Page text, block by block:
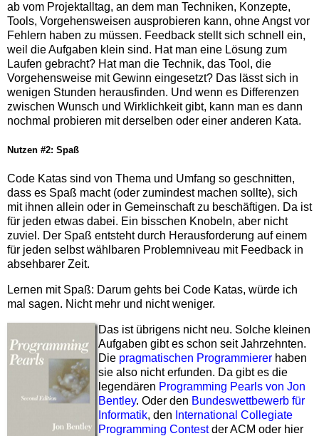
ab vom Projektalltag, an dem man Techniken, Konzepte,
Tools, Vorgehensweisen ausprobieren kann, ohne Angst vor
Fehlern haben zu müssen. Feedback stellt sich schnell ein,
weil die Aufgaben klein sind. Hat man eine Lösung zum
Laufen gebracht? Hat man die Technik, das Tool, die
Vorgehensweise mit Gewinn eingesetzt? Das lässt sich in
wenigen Stunden herausfinden. Und wenn es Differenzen
zwischen Wunsch und Wirklichkeit gibt, kann man es dann
nochmal probieren mit derselben oder einer anderen Kata.
Nutzen #2: Spaß
Code Katas sind von Thema und Umfang so geschnitten,
dass es Spaß macht (oder zumindest machen sollte), sich
mit ihnen allein oder in Gemeinschaft zu beschäftigen. Da ist
für jeden etwas dabei. Ein bisschen Knobeln, aber nicht
zuviel. Der Spaß entsteht durch Herausforderung auf einem
für jeden selbst wählbaren Problemniveau mit Feedback in
absehbarer Zeit.
Lernen mit Spaß: Darum gehts bei Code Katas, würde ich
mal sagen. Nicht mehr und nicht weniger.
Das ist übrigens nicht neu. Solche kleinen
Aufgaben gibt es schon seit Jahrzehnten.
Die pragmatischen Programmierer haben
sie also nicht erfunden. Da gibt es die
legendären Programming Pearls von Jon
Bentley. Oder den Bundeswettbewerb für
Informatik, den International Collegiate
Programming Contestder ACM oder hier